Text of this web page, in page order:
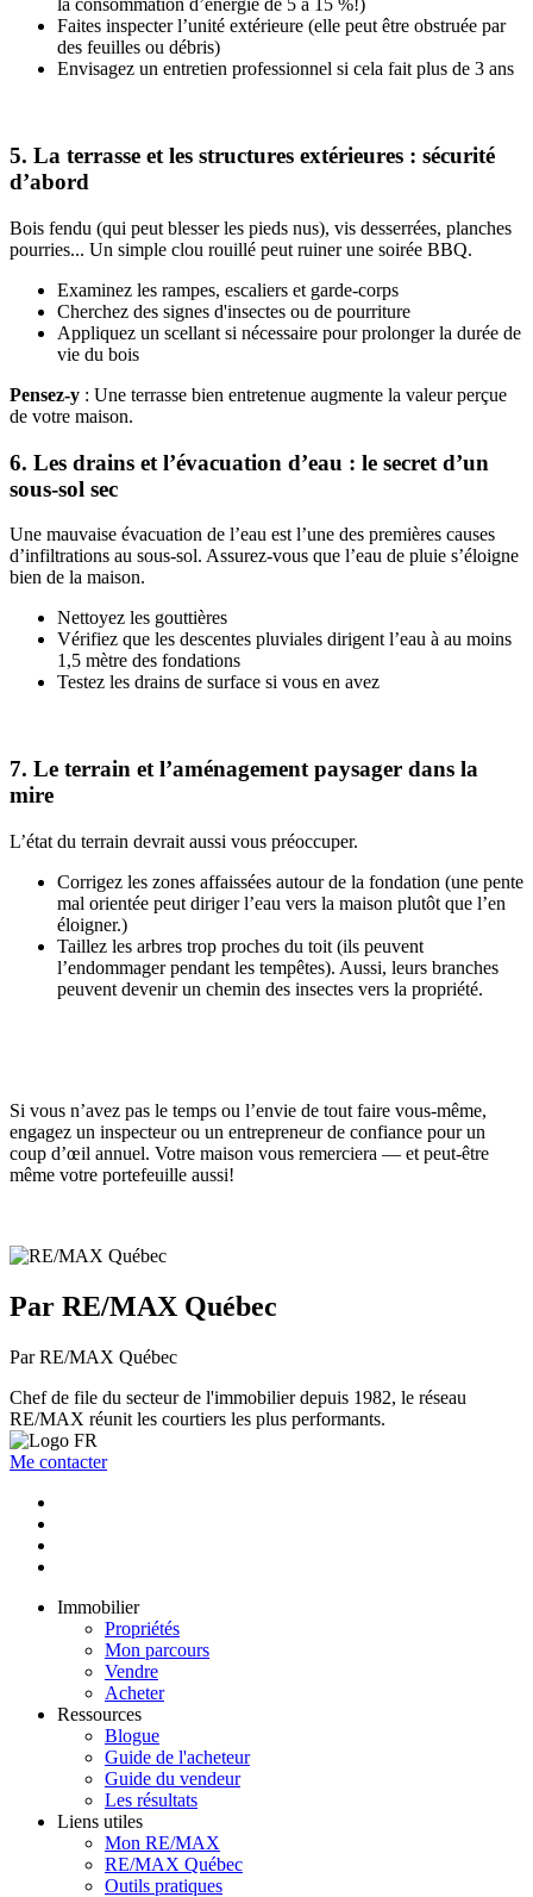
la consommation d’énergie de 5 à 15 %!)
Faites inspecter l’unité extérieure (elle peut être obstruée par
des feuilles ou débris)
Envisagez un entretien professionnel si cela fait plus de 3 ans
5. La terrasse et les structures extérieures : sécurité
d’abord
Bois fendu (qui peut blesser les pieds nus), vis desserrées, planches
pourries... Un simple clou rouillé peut ruiner une soirée BBQ.
Examinez les rampes, escaliers et garde-corps
Cherchez des signes d'insectes ou de pourriture
Appliquez un scellant si nécessaire pour prolonger la durée de
vie du bois
Pensez-y : Une terrasse bien entretenue augmente la valeur perçue
de votre maison.
6. Les drains et l’évacuation d’eau : le secret d’un
sous-sol sec
Une mauvaise évacuation de l’eau est l’une des premières causes
d’infiltrations au sous-sol. Assurez-vous que l’eau de pluie s’éloigne
bien de la maison.
Nettoyez les gouttières
Vérifiez que les descentes pluviales dirigent l’eau à au moins
1,5 mètre des fondations
Testez les drains de surface si vous en avez
7. Le terrain et l’aménagement paysager dans la
mire
L’état du terrain devrait aussi vous préoccuper.
Corrigez les zones affaissées autour de la fondation (une pente
mal orientée peut diriger l’eau vers la maison plutôt que l’en
éloigner.)
Taillez les arbres trop proches du toit (ils peuvent
l’endommager pendant les tempêtes). Aussi, leurs branches
peuvent devenir un chemin des insectes vers la propriété.
Si vous n’avez pas le temps ou l’envie de tout faire vous-même,
engagez un inspecteur ou un entrepreneur de confiance pour un
coup d’œil annuel. Votre maison vous remerciera — et peut-être
même votre portefeuille aussi!
Par RE/MAX Québec
Par RE/MAX Québec
Chef de file du secteur de l'immobilier depuis 1982, le réseau
RE/MAX réunit les courtiers les plus performants.
Me contacter
Immobilier
Propriétés
Mon parcours
Vendre
Acheter
Ressources
Blogue
Guide de l'acheteur
Guide du vendeur
Les résultats
Liens utiles
Mon RE/MAX
RE/MAX Québec
Outils pratiques